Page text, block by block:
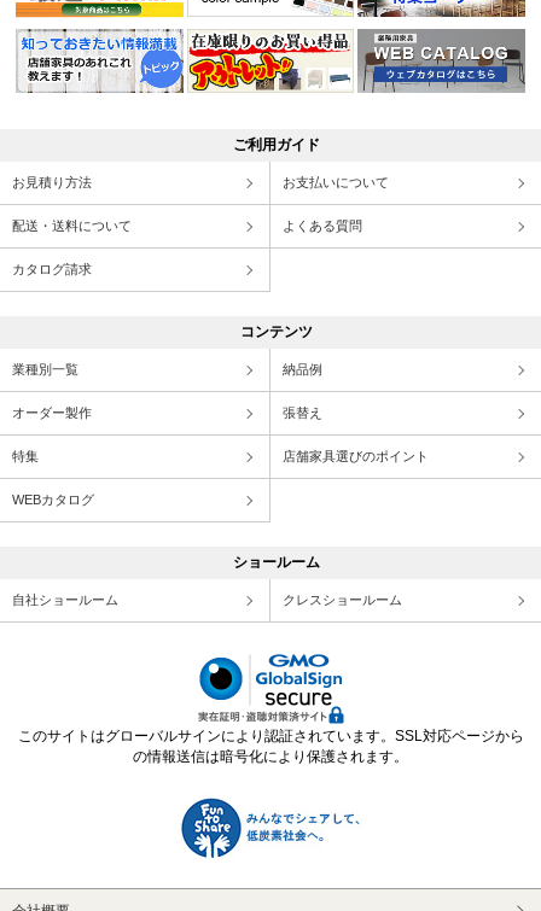
ご利用ガイド
お見積り方法 お支払いについて
配送・送料について よくある質問
カタログ請求
コンテンツ
業種別一覧 納品例
オーダー製作 張替え
特集 店舗家具選びのポイント
WEBカタログ
ショールーム
自社ショールーム クレスショールーム
このサイトはグローバルサインにより認証されています。SSL対応ページから
の情報送信は暗号化により保護されます。